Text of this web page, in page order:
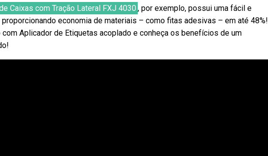
Caixas com Tração Lateral FXJ 4030 , por exemplo, possui uma fácil e
economia de materiais – como fitas adesivas – em até 48%!
Aplicador de Etiquetas acoplado e conheça os benefícios de um